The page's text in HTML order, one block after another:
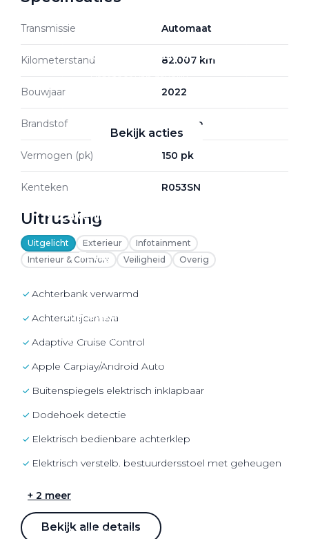
Zakelijke Lease acties
Profiteer van zakelijk
Bekijk acties
Zakelijk
Terug
Over elektrisch rijden
Over elektrisch rijden
Bijtelling en belastingvoordelen
Onderhoud en kosten
Volkswagen
Transmissie Automaat
Kilometerstand 82.007 km
Bouwjaar 2022
Brandstof Benzine
Vermogen (pk) 150 pk
Kenteken R053SN
Uitrusting
Uitgelicht Exterieur
Infotainment
Interieur & Comfort
Veiligheid Overig
achterbank verwarmd
Achteruitrijcamera
Adaptive Cruise Control
Apple Carplay/Android Auto
buitenspiegels elektrisch inklapbaar
dodehoek detectie
elektrisch bedienbare achterklep
elektrisch verstelb. bestuurdersstoel met geheugen
+ 2 meer
Bekijk alle details